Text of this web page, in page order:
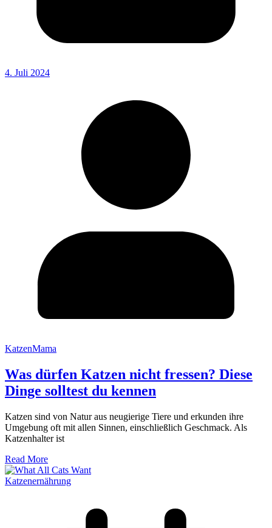
4. Juli 2024
KatzenMama
Was dürfen Katzen nicht fressen? Diese
Dinge solltest du kennen
Katzen sind von Natur aus neugierige Tiere und erkunden ihre
Umgebung oft mit allen Sinnen, einschließlich Geschmack. Als
Katzenhalter ist
Read More
Katzenernährung